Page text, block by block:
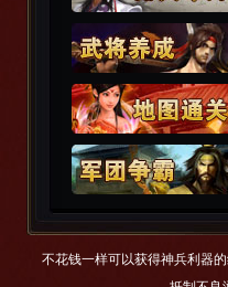
不花钱一样可以获得神兵利器